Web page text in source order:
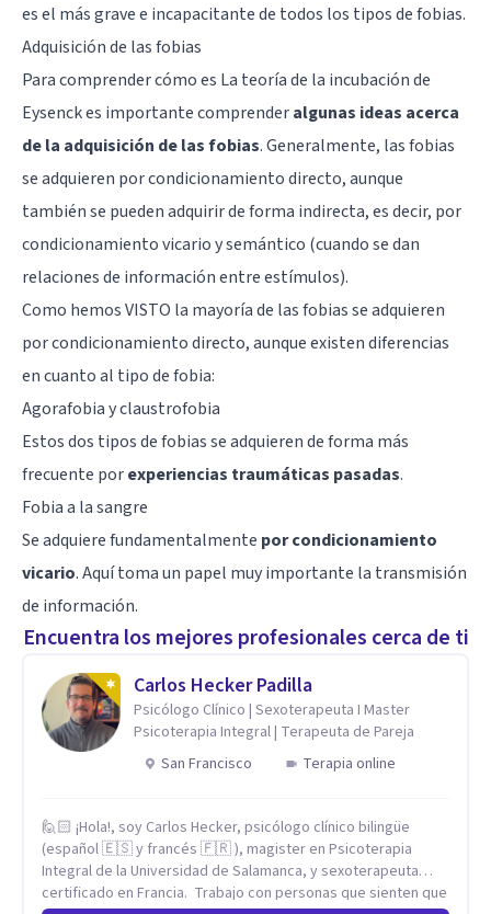
es el más grave e incapacitante de todos los tipos de fobias.
Adquisición de las fobias
Para comprender cómo es La teoría de la incubación de
Eysenck es importante comprenderalgunas ideas acerca
de la adquisición de las fobias. Generalmente, las fobias
se adquieren por condicionamiento directo, aunque
también se pueden adquirir de forma indirecta, es decir, por
condicionamiento vicarioy semántico (cuando se dan
relaciones de información entre estímulos).
Como hemos VISTO la mayoría de las fobias se adquieren
por condicionamiento directo, aunque existen diferencias
en cuanto al tipo de fobia:
Agorafobia y claustrofobia
Estos dos tipos de fobias se adquieren de forma más
frecuente porexperiencias traumáticas pasadas.
Fobia a la sangre
Se adquiere fundamentalmente por condicionamiento
vicario. Aquí toma un papel muy importante la transmisión
de información.
Encuentra los mejores profesionales cerca de ti
Carlos Hecker Padilla
Psicólogo Clínico | Sexoterapeuta I Master
Psicoterapia Integral | Terapeuta de Pareja
San Francisco
Terapia online
🙋🏻 ¡Hola!, soy Carlos Hecker, psicólogo clínico bilingüe
(español 🇪🇸 y francés 🇫🇷 ), magister en Psicoterapia
Integral de la Universidad de Salamanca, y sexoterapeuta
certificado en Francia. Trabajo con personas que sienten que